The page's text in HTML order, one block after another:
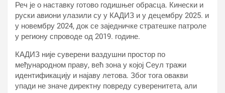
Реч је о наставку готово годишњег обрасца. Кинески и
руски авиони улазили су у КАДИЗ и у децембру 2025. и
у новембру 2024, док се заједничке стратешке патроле
у региону спроводе од 2019. године.
КАДИЗ није суверени ваздушни простор по
међународном праву, већ зона у којој Сеул тражи
идентификацију и најаву летова. Због тога овакви
упади не значе директну повреду суверенитета, али